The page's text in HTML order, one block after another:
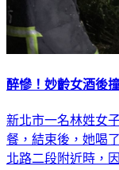
醉慘！妙齡女酒後
新北市一名林姓女
餐，結束後，她喝
北路二段附近時，